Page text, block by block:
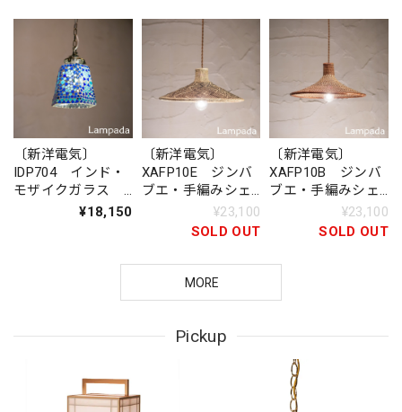
Pickup
〔新洋電気〕
IDP704 インド・
モザイクガラス
ペンダントライト
¥18,150
〔新洋電気〕
XAFP10E ジンバ
ブエ・手編みシェ
ード ペンダント
¥23,100
SOLD OUT
〔新洋電気〕
XAFP10B ジンバ
ブエ・手編みシェ
ード ペンダント
¥23,100
SOLD OUT
MORE